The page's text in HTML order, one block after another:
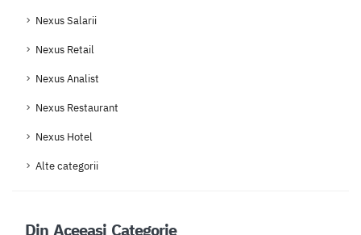
Nexus Salarii
Nexus Retail
Nexus Analist
Nexus Restaurant
Nexus Hotel
Alte categorii
Din Aceeași Categorie